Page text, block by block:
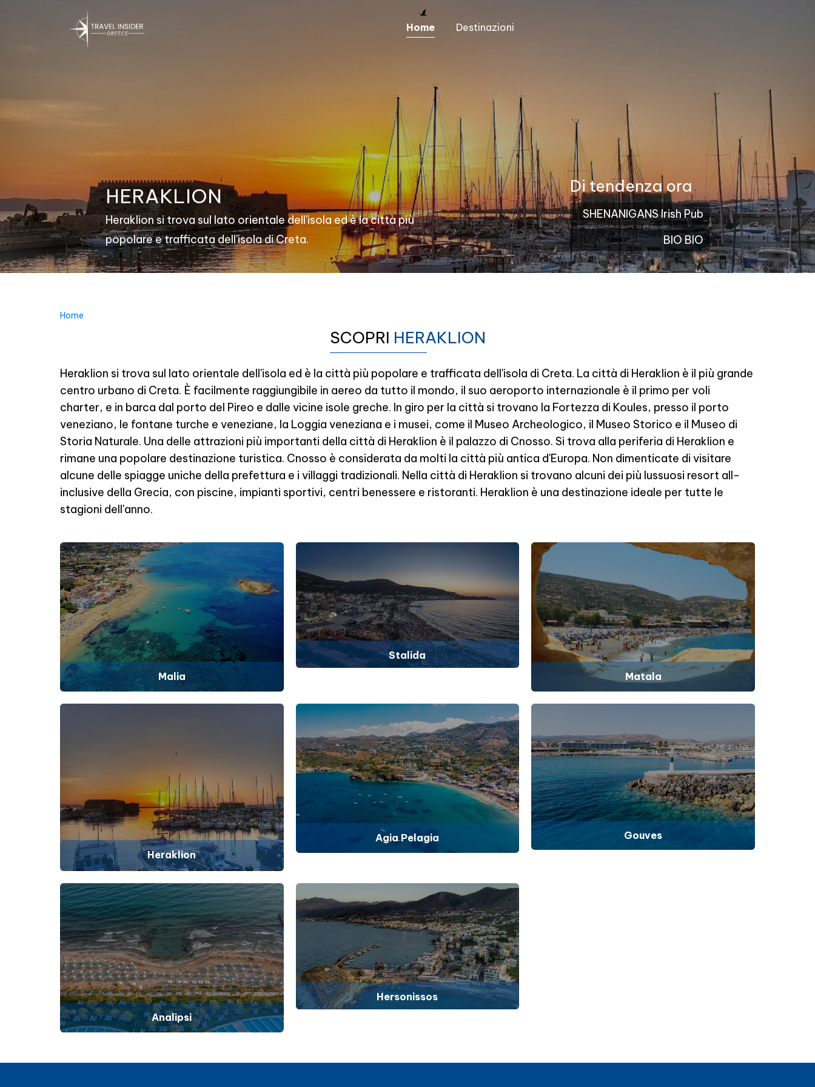
Home Destinazioni
HERAKLION
Heraklion si trova sul lato orientale dell'isola ed è la città più
popolare e trafficata dell'isola di Creta.
Di tendenza ora
SHENANIGANS Irish Pub
BIO BIO
Home
SCOPRI HERAKLION
Heraklion si trova sul lato orientale dell'isola ed è la città più popolare e trafficata dell'isola di Creta. La città di Heraklion è il più grande
centro urbano di Creta. È facilmente raggiungibile in aereo da tutto il mondo, il suo aeroporto internazionale è il primo per voli
charter, e in barca dal porto del Pireo e dalle vicine isole greche. In giro per la città si trovano la Fortezza di Koules, presso il porto
veneziano, le fontane turche e veneziane, la Loggia veneziana e i musei, come il Museo Archeologico, il Museo Storico e il Museo di
Storia Naturale. Una delle attrazioni più importanti della città di Heraklion è il palazzo di Cnosso. Si trova alla periferia di Heraklion e
rimane una popolare destinazione turistica. Cnosso è considerata da molti la città più antica d'Europa. Non dimenticate di visitare
alcune delle spiagge uniche della prefettura e i villaggi tradizionali. Nella città di Heraklion si trovano alcuni dei più lussuosi resort all-
inclusive della Grecia, con piscine, impianti sportivi, centri benessere e ristoranti. Heraklion è una destinazione ideale per tutte le
stagioni dell'anno.
Malia
Stalida
Matala
Heraklion
Agia Pelagia Gouves
Analipsi
Hersonissos